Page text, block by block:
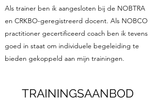
Als trainer ben ik aangesloten bij de NOBTRA
en CRKBO-geregistreerd docent. Als NOBCO
practitioner gecertificeerd coach ben ik tevens
goed in staat om individuele begeleiding te
bieden gekoppeld aan mijn trainingen.
TRAININGSAANBOD